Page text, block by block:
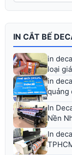
IN CẮT BẾ
in
loại
in
quảng
In
Nền
In